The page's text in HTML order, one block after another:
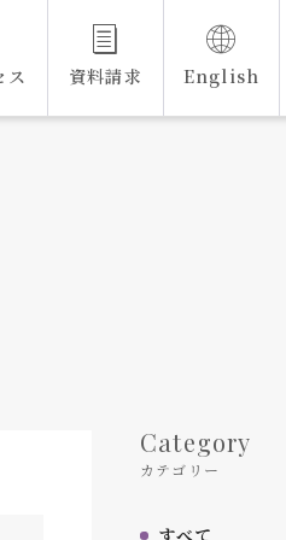
ス 資料請求 English
Category
カテゴリー
すべて